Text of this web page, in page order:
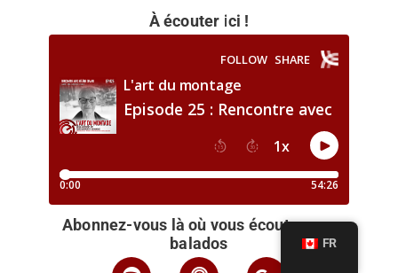
À écouter ici !
Abonnez-vous là où vous écoutez vos
balados
FR